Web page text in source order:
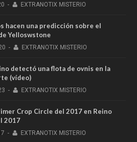
- EXTRANOTIX MISTERIO
hacen una predicción sobre el
Yelloswstone
- EXTRANOTIX MISTERIO
detectó una flota de ovnis en la
(vídeo)
- EXTRANOTIX MISTERIO
Crop Circle del 2017 en Reino
2017
- EXTRANOTIX MISTERIO